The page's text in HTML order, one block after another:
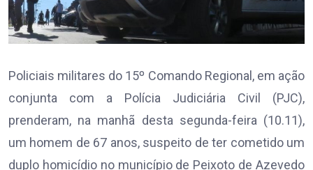
Policiais militares do 15º Comando Regional, em ação
conjunta com a Polícia Judiciária Civil (PJC),
prenderam, na manhã desta segunda-feira (10.11),
um homem de 67 anos, suspeito de ter cometido um
duplo homicídio no município de Peixoto de Azevedo